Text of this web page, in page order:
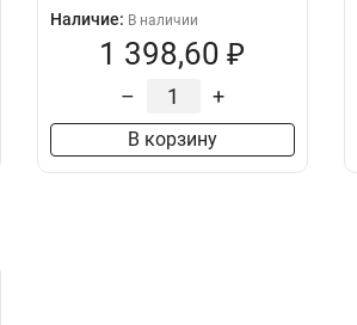
Наличие: В наличии
1 398,60 ₽
– +
В корзину